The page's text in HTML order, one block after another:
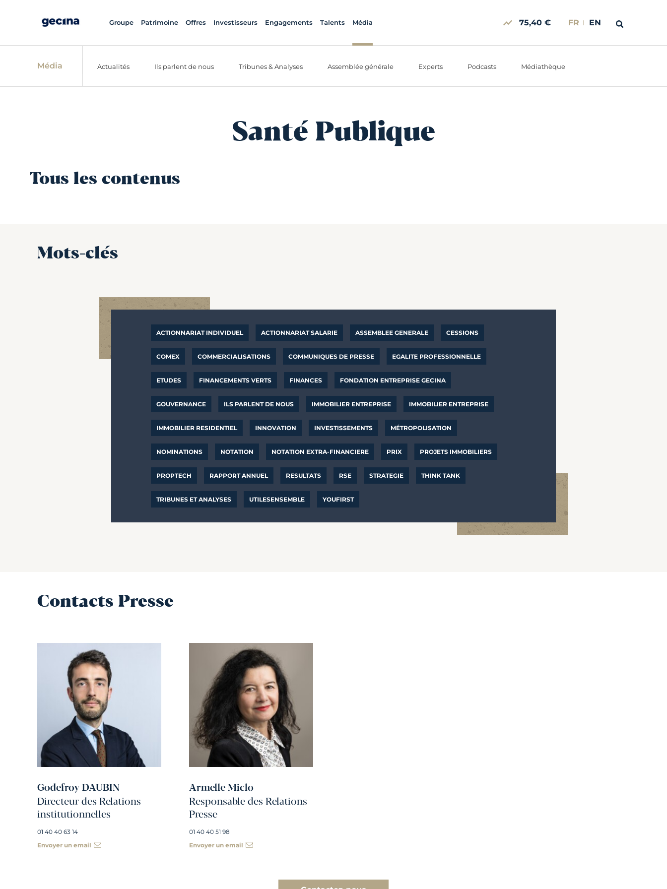
Groupe Patrimoine Offres Investisseurs Engagements Talents Média 75,40 € FR EN
Média Actualités Ils parlent de nous Tribunes & Analyses Assemblée générale Experts Podcasts Médiathèque
Santé Publique
Tous les contenus
Mots-clés
ACTIONNARIAT INDIVIDUEL ACTIONNARIAT SALARIE ASSEMBLEE GENERALE CESSIONS
COMEX COMMERCIALISATIONS COMMUNIQUES DE PRESSE EGALITE PROFESSIONNELLE
ETUDES FINANCEMENTS VERTS FINANCES FONDATION ENTREPRISE GECINA
GOUVERNANCE ILS PARLENT DE NOUS IMMOBILIER ENTREPRISE IMMOBILIER ENTREPRISE
IMMOBILIER RESIDENTIEL INNOVATION INVESTISSEMENTS MÉTROPOLISATION
NOMINATIONS NOTATION NOTATION EXTRA-FINANCIERE PRIX PROJETS IMMOBILIERS
PROPTECH RAPPORT ANNUEL RESULTATS RSE STRATEGIE THINK TANK
TRIBUNES ET ANALYSES UTILESENSEMBLE YOUFIRST
Contacts Presse
Godefroy DAUBIN
Directeur des Relations
institutionnelles
01 40 40 63 14
Envoyer un email
Armelle Miclo
Responsable des Relations
Presse
01 40 40 51 98
Envoyer un email